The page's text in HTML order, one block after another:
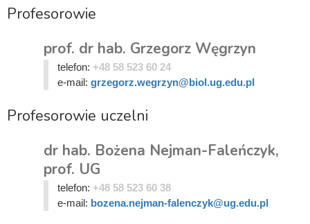
Profesorowie
prof. dr hab. Grzegorz Węgrzyn
telefon: +48 58 523 60 24
e-mail: grzegorz.wegrzyn@biol.ug.edu.pl
Profesorowie uczelni
dr hab. Bożena Nejman-Faleńczyk,
prof. UG
telefon: +48 58 523 60 38
e-mail: bozena.nejman-falenczyk@ug.edu.pl